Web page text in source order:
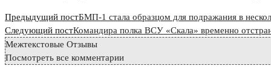
Read
more
articles
Предыдущий постБМП-1 стала образцом для подражания в
Следующий постКомандира полка ВСУ «Скала» временно
Межтекстовые Отзывы
Посмотреть все комментарии